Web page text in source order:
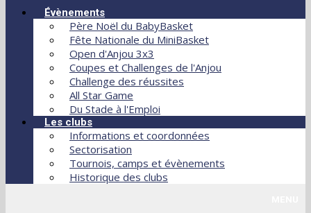
Évènements
Père Noël du BabyBasket
Fête Nationale du MiniBasket
Open d'Anjou 3x3
Coupes et Challenges de l'Anjou
Challenge des réussites
All Star Game
Du Stade à l'Emploi
Les clubs
Informations et coordonnées
Sectorisation
Tournois, camps et évènements
Historique des clubs